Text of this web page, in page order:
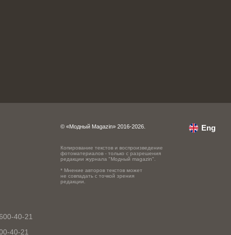
40-21
40-21
© «Модный Magazin» 2016-2026.
Копирование текстов и воспроизведение
фотоматериалов - только с разрешения
редакции журнала "Модный magazin".
* Мнение авторов текстов может
не совпадать с точкой зрения
редакции.
Eng